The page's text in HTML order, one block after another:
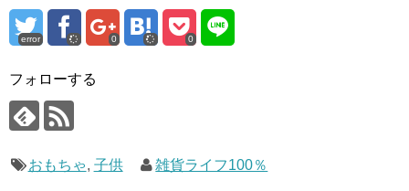
error 0 0
フォローする
おもちゃ, 子供 雑貨ライフ100％